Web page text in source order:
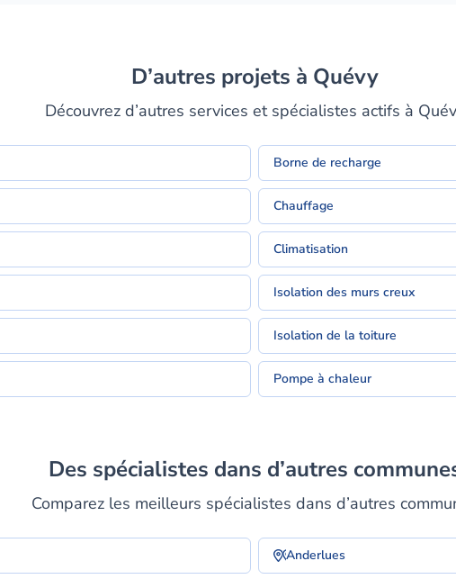
D’autres projets à Quévy
Découvrez d’autres services et spécialistes actifs à
Borne de recharge
Chauffage
Climatisation
Isolation des murs creux
Isolation de la toiture
Pompe à chaleur
Des spécialistes dans d’autres
Comparez les meilleurs spécialistes dans d’autres
Anderlues